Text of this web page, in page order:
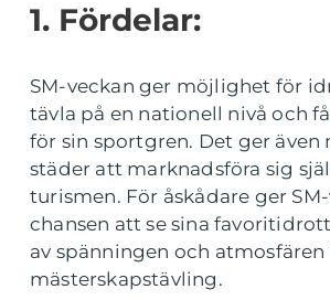
1. Fördelar:
SM-veckan ger möjlighet för
tävla på en nationell nivå och
för sin sportgren. Det ger
städer att marknadsföra sig
turismen. För åskådare ger
chansen att se sina
av spänningen och atmosfären
mästerskapstävling.